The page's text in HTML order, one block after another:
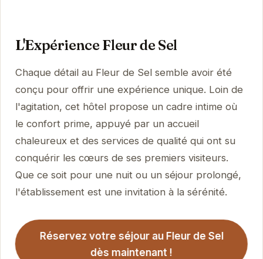
L'Expérience Fleur de Sel
Chaque détail au Fleur de Sel semble avoir été
conçu pour offrir une expérience unique. Loin de
l'agitation, cet hôtel propose un cadre intime où
le confort prime, appuyé par un accueil
chaleureux et des services de qualité qui ont su
conquérir les cœurs de ses premiers visiteurs.
Que ce soit pour une nuit ou un séjour prolongé,
l'établissement est une invitation à la sérénité.
Réservez votre séjour au Fleur de Sel
dès maintenant !